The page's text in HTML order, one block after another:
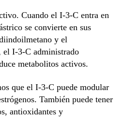
Cuando el I-3-C entra en
se convierte en sus
y el
el I-3-C administrado
metabolitos activos.
que el I-3-C puede modular
También puede tener
antioxidantes y